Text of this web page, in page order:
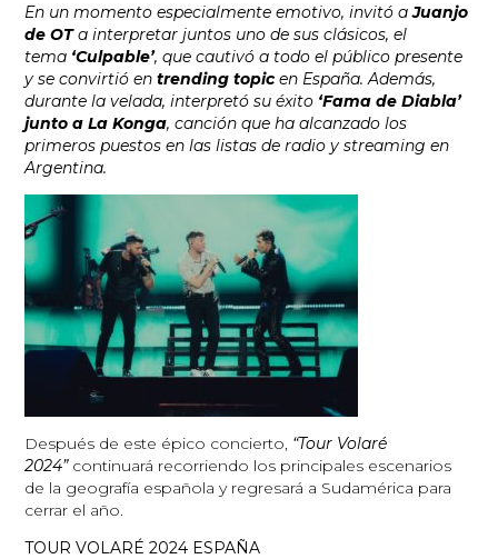
En un momento especialmente emotivo, invitó aJuanjo
de OTa interpretar juntos uno de sus clásicos, el
tema ‘Culpable’, que cautivó a todo el público presente
y se convirtió entrending topicen España. Además,
durante la velada, interpretó su éxito ‘Fama de Diabla’
junto a La Konga, canción que ha alcanzado los
primeros puestos en las listas de radio y streaming en
Argentina.
Después de este épico concierto, “Tour Volaré
2024” continuará recorriendo los principales escenarios
de la geografía española y regresará a Sudamérica para
cerrar el año.
TOUR VOLARÉ 2024 ESPAÑA